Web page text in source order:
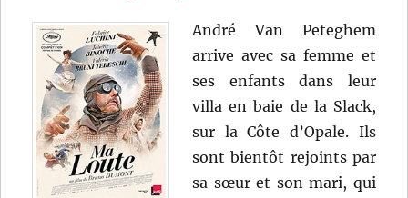
André Van Peteghem
arrive avec sa femme et
ses enfants dans leur
villa en baie de la Slack,
sur la Côte d’Opale. Ils
sont bientôt rejoints par
sa sœur et son mari, qui